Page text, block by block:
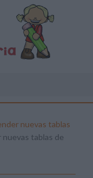
nuevas tablas
tablas de